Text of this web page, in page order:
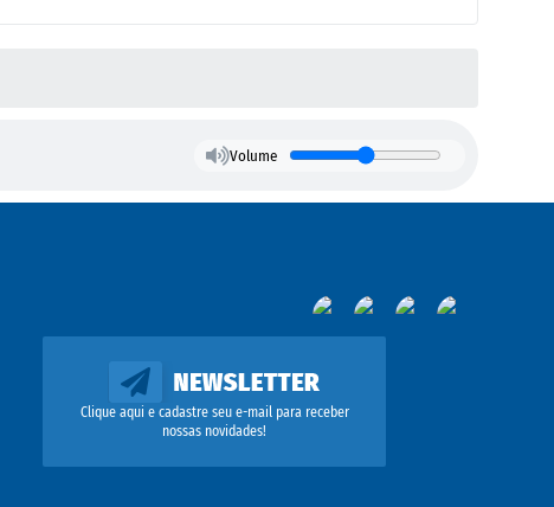
Volume
Clique aqui e cadastre seu e-mail para receber
nossas novidades!